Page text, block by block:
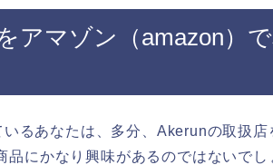
アマゾン（amazon）
るあなたは、多分、Akerunの取扱店
にかなり興味があるのではないでし